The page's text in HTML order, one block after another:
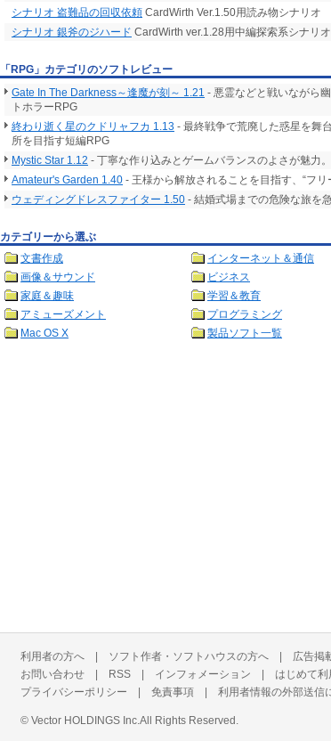
シナリオ 盗難品の回収依頼 CardWirth Ver.1.50用読み物シナリオ
シナリオ 銀斧のジハード CardWirth ver.1.28用中編探索系シナリオ
「RPG」カテゴリのソフトレビュー
Gate In The Darkness～逢魔が刻～ 1.21 - 悪霊などと戦いながら
トホラーRPG
終わり逝く星のクドリャフカ 1.13 - 最終戦争で荒廃した惑星を舞
所を目指す短編RPG
Mystic Star 1.12 - 丁寧な作り込みとゲームバランスのよさが魅力
Amateur's Garden 1.40 - 王様から解放されることを目指す、“フ
ウェディングドレスファイター 1.50 - 結婚式場までの危険な旅を
カテゴリーから選ぶ
文書作成
インターネット＆通信
画像＆サウンド
ビジネス
家庭＆趣味
学習＆教育
アミューズメント
プログラミング
Mac OS X
製品ソフト一覧
利用者の方へ | ソフト作者・ソフトハウスの方へ | 広告掲
お問い合わせ | RSS | インフォメーション | はじめて
プライバシーポリシー | 免責事項 | 利用者情報の外部送信
© Vector HOLDINGS Inc. All Rights Reserved.